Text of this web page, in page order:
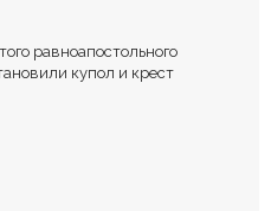
равноапостольного
купол и крест